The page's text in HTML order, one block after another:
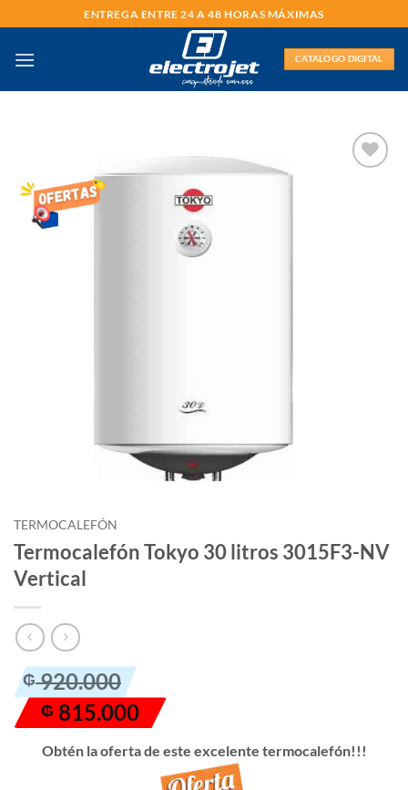
al
contenido
ENTREGA ENTRE 24 A 48 HORAS MÁXIMAS
CATALOGO DIGITAL
TERMOCALEFÓN
Termocalefón Tokyo 30 litros 3015F3-NV
Vertical
₲920.000
El
precio
original
era:
₲ 920.000.
₲ 815.000
El
precio
actual
₲ 815.000.
Obtén la oferta de este excelente termocalefón!!!